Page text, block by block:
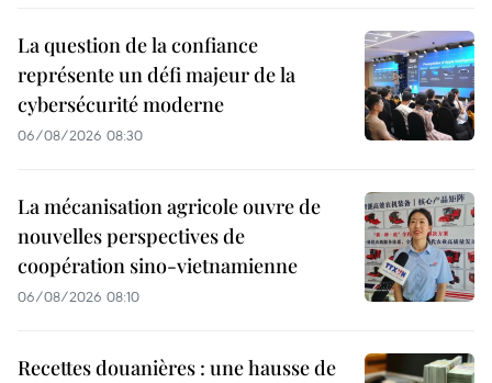
La question de la confiance
représente un défi majeur de la
cybersécurité moderne
06/08/2026 08:30
La mécanisation agricole ouvre de
nouvelles perspectives de
coopération sino-vietnamienne
06/08/2026 08:10
Recettes douanières : une hausse de